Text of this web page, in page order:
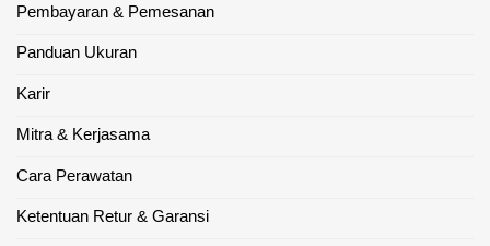
Pembayaran & Pemesanan
Panduan Ukuran
Karir
Mitra & Kerjasama
Cara Perawatan
Ketentuan Retur & Garansi